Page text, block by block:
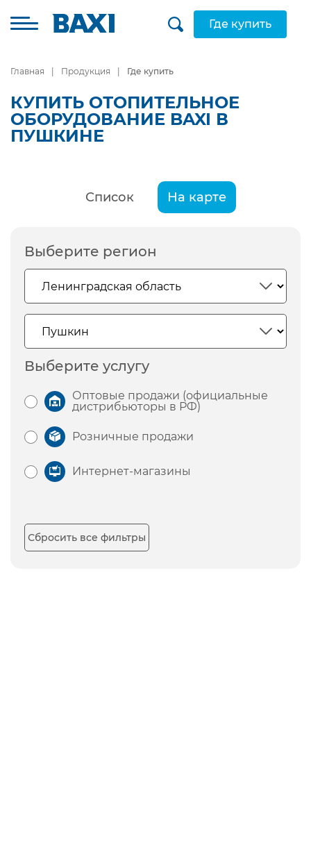
Где купить
Главная Продукция Где купить
КУПИТЬ ОТОПИТЕЛЬНОЕ
ОБОРУДОВАНИЕ BAXI В
ПУШКИНЕ
Список На карте
Выберите регион
Выберите услугу
Оптовые продажи (официальные
дистрибьюторы в РФ)
Розничные продажи
Интернет-магазины
Сбросить все фильтры